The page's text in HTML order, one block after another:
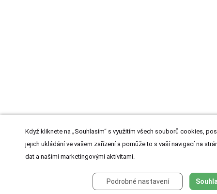
Když kliknete na „Souhlasím“ s využitím všech souborů cookies,
jejich ukládání ve vašem zařízení a pomůže to s vaší navigací na
dat a našimi marketingovými aktivitami.
Podrobné nastavení